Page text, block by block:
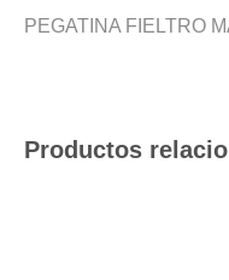
PEGATINA FIELTRO
Productos